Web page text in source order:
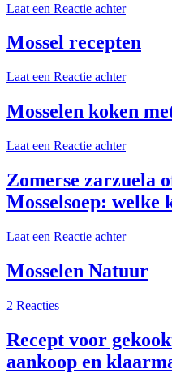
Laat een Reactie achter
Mossel recepten
Laat een Reactie achter
Mosselen koken
Laat een Reactie achter
Zomerse zarzuela
Mosselsoep: welke
Laat een Reactie achter
Mosselen Natuur
2 Reacties
Recept voor
aankoop en